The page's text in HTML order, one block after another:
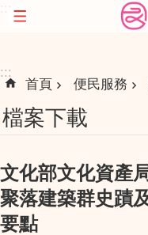
跳到主要內容區塊
:::
首頁 便民服務
檔案下載
文化部文化資產
聚落建築群史蹟
要點